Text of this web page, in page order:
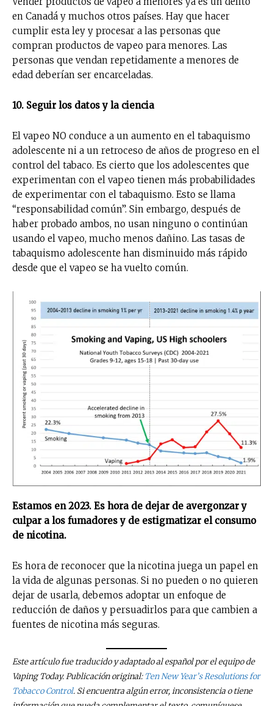
en Canadá y muchos otros países. Hay que hacer
cumplir esta ley y procesar a las personas que
compran productos de vapeo para menores. Las
personas que vendan repetidamente a menores de
edad deberían ser encarceladas.
10. Seguir los datos y la ciencia
El vapeo NO conduce a un aumento en el tabaquismo
adolescente ni a un retroceso de años de progreso en el
control del tabaco. Es cierto que los adolescentes que
experimentan con el vapeo tienen más probabilidades
de experimentar con el tabaquismo. Esto se llama
“responsabilidad común”. Sin embargo, después de
haber probado ambos, no usan ninguno o continúan
usando el vapeo, mucho menos dañino. Las tasas de
tabaquismo adolescente han disminuido más rápido
desde que el vapeo se ha vuelto común.
Estamos en 2023. Es hora de dejar de avergonzar y
culpar a los fumadores y de estigmatizar el consumo
de nicotina.
Es hora de reconocer que la nicotina juega un papel en
la vida de algunas personas. Si no pueden o no quieren
dejar de usarla, debemos adoptar un enfoque de
reducción de daños y persuadirlos para que cambien a
fuentes de nicotina más seguras.
Este artículo fue traducido y adaptado al español por el equipo de
Vaping Today. Publicación original: Ten New Year’s Resolutions for
Tobacco Control. Si encuentra algún error, inconsistencia o tiene